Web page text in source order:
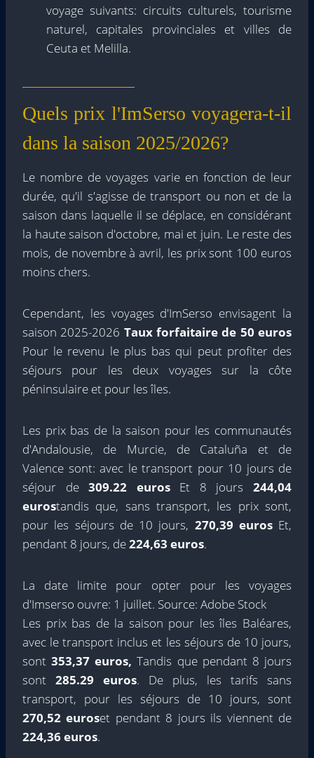
voyage suivants: circuits culturels, tourisme
naturel, capitales provinciales et villes de
Ceuta et Melilla.
Quels prix l'ImSerso voyagera-t-il
dans la saison 2025/2026?
Le nombre de voyages varie en fonction de leur
durée, qu'il s'agisse de transport ou non et de la
saison dans laquelle il se déplace, en considérant
la haute saison d'octobre, mai et juin. Le reste des
mois, de novembre à avril, les prix sont 100 euros
moins chers.
Cependant, les voyages d'ImSerso envisagent la
saison 2025-2026 Taux forfaitaire de 50 euros
Pour le revenu le plus bas qui peut profiter des
séjours pour les deux voyages sur la côte
péninsulaire et pour les îles.
Les prix bas de la saison pour les communautés
d'Andalousie, de Murcie, de Cataluña et de
Valence sont: avec le transport pour 10 jours de
séjour de309.22 eurosEt 8 jours244,04
eurostandis que, sans transport, les prix sont,
pour les séjours de 10 jours, 270,39 eurosEt,
pendant 8 jours, de224,63 euros.
La date limite pour opter pour les voyages
d'Imserso ouvre: 1 juillet. Source: Adobe Stock
Les prix bas de la saison pour les îles Baléares,
avec le transport inclus et les séjours de 10 jours,
sont353,37 euros, Tandis que pendant 8 jours
sont 285.29 euros. De plus, les tarifs sans
transport, pour les séjours de 10 jours, sont
270,52 euroset pendant 8 jours ils viennent de
224,36 euros.